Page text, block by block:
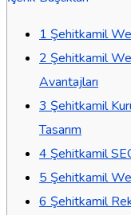
1 Şehitkamil
2 Şehitkamil
Avantajları
3 Şehitkamil
Tasarım
4 Şehitkamil
5 Şehitkamil
6 Şehitkamil